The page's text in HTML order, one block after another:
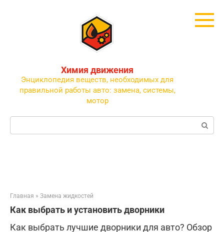
Химия движения
Энциклопедия веществ, необходимых для
правильной работы авто: замена, системы,
мотор
Поиск:
Главная » Замена жидкостей
Как выбрать и установить дворники
Как выбрать лучшие дворники для авто? Обзор